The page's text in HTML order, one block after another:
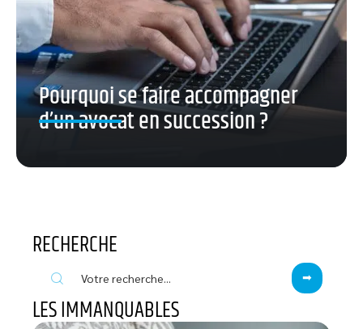
Pourquoi se faire accompagner
d’un avocat en succession ?
RECHERCHE
LES IMMANQUABLES